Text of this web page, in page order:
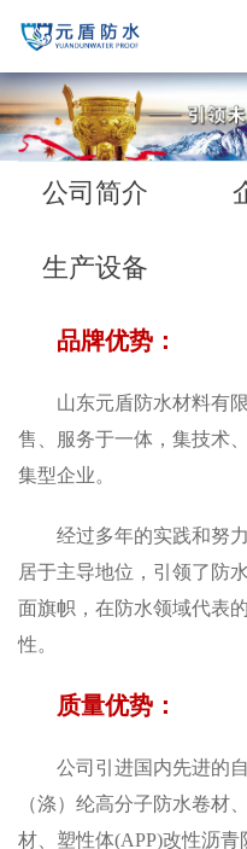
公司简介
生产设备
品牌优势：
山东元盾防水材料有
售、服务于一体，集技术
集型企业。
经过多年的实践和努
居于主导地位，引领了防
面旗帜，在防水领域代表
性。
质量优势：
公司引进国内先进的
（涤）纶高分子防水卷材
材、塑性体(APP)改性沥